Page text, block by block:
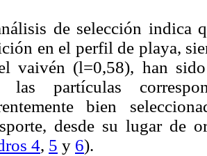
de selección indica
en el perfil de playa,
vaivén (l=0,58), han sido
las partículas
bien
desde su lugar de
4, 5 y 6).